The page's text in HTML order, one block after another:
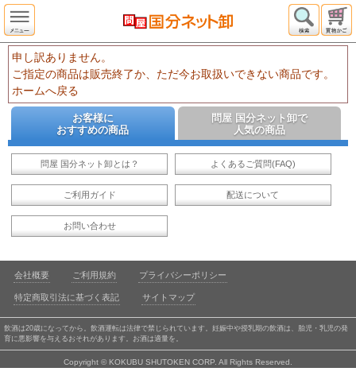
申し訳ありません。
ご指定の商品は販売終了か、ただ今お取扱いできない商品です。
ホームへ戻る
お客様に
おすすめの商品
問屋 国分ネット卸で
人気の商品
問屋 国分ネット卸とは？ よくあるご質問(FAQ)
ご利用ガイド 配送について
お問い合わせ
会社概要 ご利用規約 プライバシーポリシー
特定商取引法に基づく表記 サイトマップ
飲酒は20歳になってから。飲酒運転は法律で禁じられています。妊娠中や授乳期の飲酒は、胎児・乳児の発
育に悪影響を与えるおそれがあります。お酒は適量を。
Copyright © KOKUBU SHUTOKEN CORP. All Rights Reserved.